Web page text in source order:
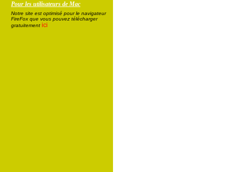
Pour les utilisateurs de Mac
Notre site est optimisé pour le navigateur
FireFox que vous pouvez télécharger
gratuitement ici